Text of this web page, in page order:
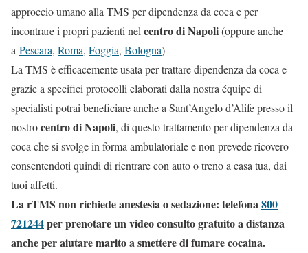
approccio umano alla TMS per dipendenza da coca e per
incontrare i propri pazienti nel centro di Napoli(oppure anche
a Pescara, Roma, Foggia, Bologna)
La TMS è efficacemente usata per trattare dipendenza da coca e
grazie a specifici protocolli elaborati dalla nostra équipe di
specialisti potrai beneficiare anche a Sant’Angelo d’Alife presso il
nostrocentro di Napoli, di questo trattamento per dipendenza da
coca che si svolge in forma ambulatoriale e non prevede ricovero
consentendoti quindi di rientrare con auto o treno a casa tua, dai
tuoi affetti.
La rTMS non richiede anestesia o sedazione: telefona800
721244per prenotare un video consulto gratuito a distanza
anche per aiutare marito a smettere di fumare cocaina.